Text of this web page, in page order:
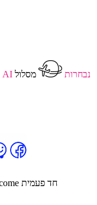
גלישה חופשית באפליקציות AI נבחרות
מסלול
המחיר בחודשיים הראשונים לאחר הטבת Welcome חד פעמית